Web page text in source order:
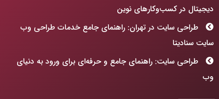
دیجیتال در کسب‌وکارهای نوین
طراحی سایت در تهران: راهنمای جامع خدمات طراحی وب
سایت سنادیتا
طراحی سایت: راهنمای جامع و حرفه‌ای برای ورود به دنیای
وب